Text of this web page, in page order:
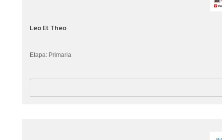
Leo Et Theo
Etapa: Primaria